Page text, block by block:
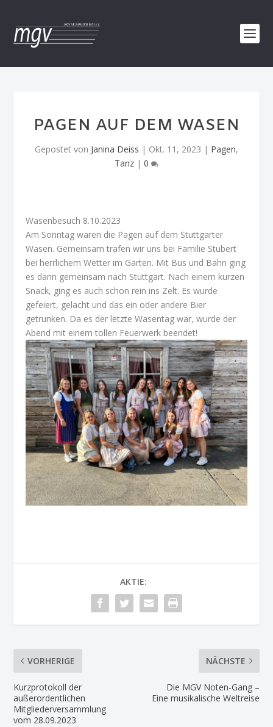
PAGEN AUF DEM WASEN
Gepostet von Janina Deiss | Okt. 11, 2023 | Pagen,
Tanz | 0
Wasenbesuch 8.10.2023
Am Sonntag waren die Pagen auf dem Stuttgarter
Wasen. Gemeinsam trafen wir uns bei Familie Stubert
bei herrlichem Wetter im Garten. Mit Bus und Bahn ging
es dann gemeinsam nach Stuttgart. Nach einem kurzen
Snack, ging es auch schon rein ins Zelt. Es wurde
gefeiert, gelacht und das ein oder andere Bier
getrunken. Da es der letzte Wasentag war, wurde der
Abend mit einem tollen Feuerwerk beendet!
AKTIE:
VORHERIGE
Kurzprotokoll der
außerordentlichen
Mitgliederversammlung
vom 28.09.2023
NÄCHSTE
Die MGV Noten-Gang –
Eine musikalische Weltreise